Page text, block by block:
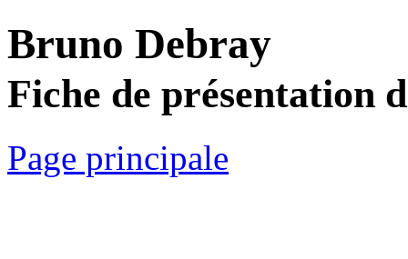
Bruno Debray
Fiche de présentation
Page principale